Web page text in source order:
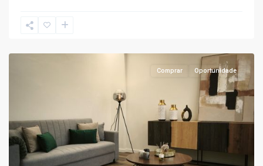
T3,
Comprar Oportunidade